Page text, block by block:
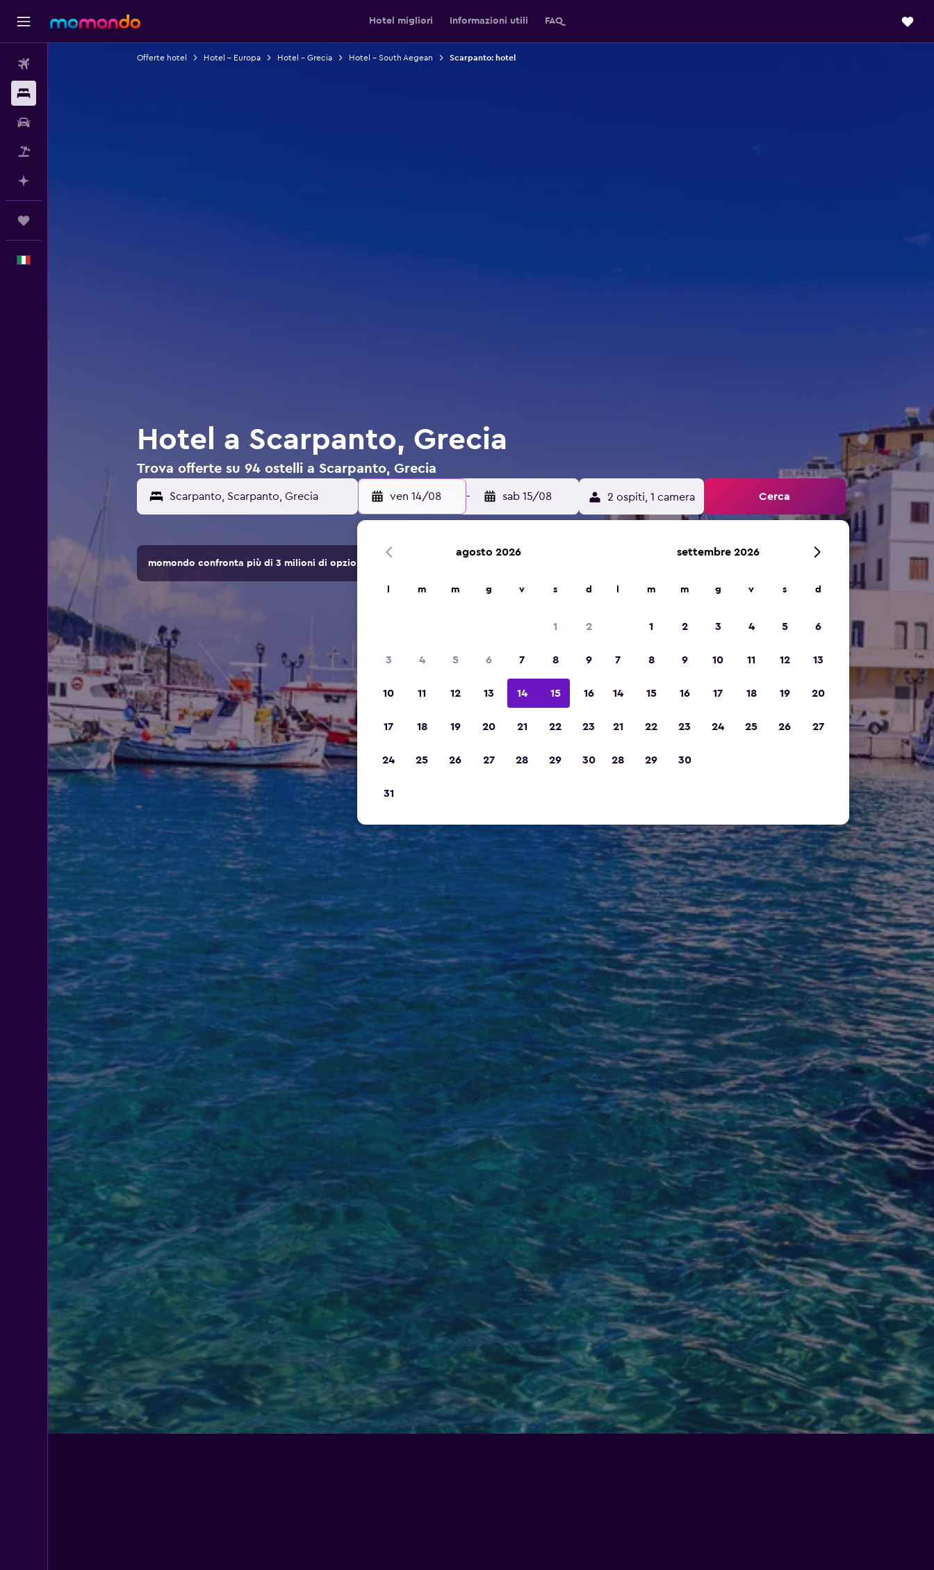
Hotel migliori Informazioni utili FAQ
Offerte hotel Hotel - Europa Hotel - Grecia Hotel - South Aegean Scarpanto: hotel
Hotel a Scarpanto, Grecia
Trova offerte su 94 ostelli a Scarpanto, Grecia
ven 14/08 - sab 15/08 2 ospiti, 1 camera Cerca
momondo confronta più di 3 milioni di opzioni di hotel e alloggi.
agosto 2026
m m g v s d
1 2
3 4 5 6 7 8 9
10 11 12 13 14 15 16
17 18 19 20 21 22 23
24 25 26 27 28 29 30
31
settembre 2026
m m g v s d
1 2 3 4 5 6
7 8 9 10 11 12 13
14 15 16 17 18 19 20
21 22 23 24 25 26 27
28 29 30